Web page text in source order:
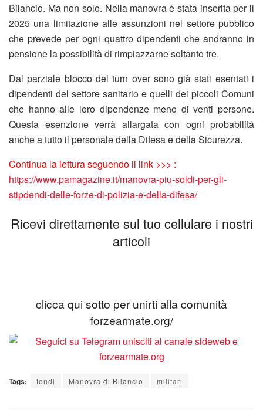
Bilancio. Ma non solo. Nella manovra è stata inserita per il
2025 una limitazione alle assunzioni nel settore pubblico
che prevede per ogni quattro dipendenti che andranno in
pensione la possibilità di rimpiazzarne soltanto tre.
Dal parziale blocco del turn over sono già stati esentati i
dipendenti del settore sanitario e quelli dei piccoli Comuni
che hanno alle loro dipendenze meno di venti persone.
Questa esenzione verrà allargata con ogni probabilità
anche a tutto il personale della Difesa e della Sicurezza.
Continua la lettura seguendo il link >>> :
https://www.pamagazine.it/manovra-piu-soldi-per-gli-
stipdendi-delle-forze-di-polizia-e-della-difesa/
Ricevi direttamente sul tuo cellulare i nostri
articoli
clicca qui sotto per unirti alla comunità
forzearmate.org/
Tags: fondi Manovra di Bilancio militari